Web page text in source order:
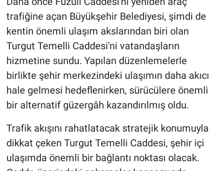
trafiğine açan Büyükşehir Belediyesi, şimdi de
kentin önemli ulaşım akslarından biri olan
Turgut Temelli Caddesi'ni vatandaşların
hizmetine sundu. Yapılan düzenlemelerle
birlikte şehir merkezindeki ulaşımın daha akıcı
hale gelmesi hedeflenirken, sürücülere önemli
bir alternatif güzergâh kazandırılmış oldu.
Trafik akışını rahatlatacak stratejik konumuyla
dikkat çeken Turgut Temelli Caddesi, şehir içi
ulaşımda önemli bir bağlantı noktası olacak.